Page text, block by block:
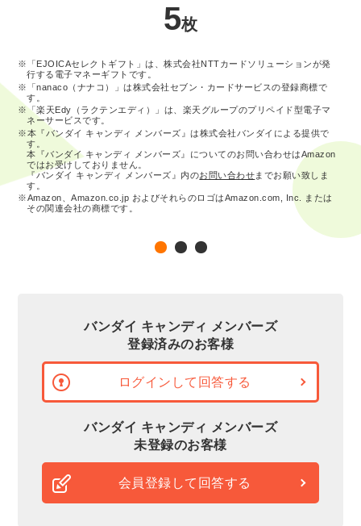
5枚
※「EJOICAセレクトギフト」は、株式会社NTTカードソリューションが発
行する電子マネーギフトです。
※「nanaco（ナナコ）」は株式会社セブン・カードサービスの登録商標で
す。
※「楽天Edy（ラクテンエディ）」は、楽天グループのプリペイド型電子マ
ネーサービスです。
※本『バンダイ キャンディ メンバーズ』は株式会社バンダイによる提供で
す。
本『バンダイ キャンディ メンバーズ』についてのお問い合わせはAmazon
ではお受けしておりません。
『バンダイ キャンディ メンバーズ』内のお問い合わせまでお願い致しま
す。
※Amazon、Amazon.co.jp およびそれらのロゴはAmazon.com, Inc. または
その関連会社の商標です。
バンダイ キャンディ メンバーズ
登録済みのお客様
ログインして回答する
バンダイ キャンディ メンバーズ
未登録のお客様
会員登録して回答する